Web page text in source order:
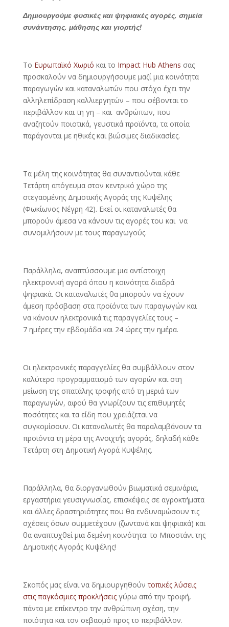
Δημιουργούμε φυσικές και ψηφιακές αγορές, σημεία
συνάντησης, μάθησης και γιορτής!
Το Ευρωπαϊκό Χωριό και το Impact Ηub Athens σας
προσκαλούν να δημιουργήσουμε μαζί μια κοινότητα
παραγωγών και καταναλωτών που στόχο έχει την
αλληλεπίδραση καλλιεργητών – που σέβονται το
περιβάλλον και τη γη – και ανθρώπων, που
αναζητούν ποιοτικά, γευστικά προϊόντα, τα οποία
παράγονται με ηθικές και βιώσιμες διαδικασίες.
Τα μέλη της κοινότητας θα συναντιούνται κάθε
Τετάρτη απόγευμα στον κεντρικό χώρο της
στεγασμένης Δημοτικής Αγοράς της Κυψέλης
(Φωκίωνος Νέγρη 42). Εκεί οι καταναλωτές θα
μπορούν άμεσα να κάνουν τις αγορές του και να
συνομιλήσουν με τους παραγωγούς.
Παράλληλα, αναπτύσσουμε μια αντίστοιχη
ηλεκτρονική αγορά όπου η κοινότητα διαδρά
ψηφιακά. Οι καταναλωτές θα μπορούν να έχουν
άμεση πρόσβαση στα προϊόντα των παραγωγών και
να κάνουν ηλεκτρονικά τις παραγγελίες τους –
7 ημέρες την εβδομάδα και 24 ώρες την ημέρα.
Οι ηλεκτρονικές παραγγελίες θα συμβάλλουν στον
καλύτερο προγραμματισμό των αγορών και στη
μείωση της σπατάλης τροφής από τη μεριά των
παραγωγών, αφού θα γνωρίζουν τις επιθυμητές
ποσότητες και τα είδη που χρειάζεται να
συγκομίσουν. Οι καταναλωτές θα παραλαμβάνουν τα
προϊόντα τη μέρα της Ανοιχτής αγοράς, δηλαδή κάθε
Τετάρτη στη Δημοτική Αγορά Κυψέλης.
Παράλληλα, θα διοργανωθούν βιωματικά σεμινάρια,
εργαστήρια γευσιγνωσίας, επισκέψεις σε αγροκτήματα
και άλλες δραστηριότητες που θα ενδυναμώσουν τις
σχέσεις όσων συμμετέχουν (ζωντανά και ψηφιακά) και
θα αναπτυχθεί μια δεμένη κοινότητα: το Μποστάνι της
Δημοτικής Αγοράς Κυψέλης!
Σκοπός μας είναι να δημιουργηθούντοπικές λύσεις
στις παγκόσμιες προκλήσειςγύρω από την τροφή,
πάντα με επίκεντρο την ανθρώπινη σχέση, την
ποιότητα και τον σεβασμό προς το περιβάλλον.